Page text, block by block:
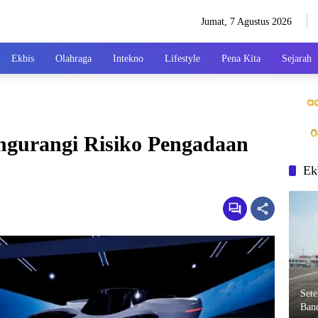
Jumat, 7 Agustus 2026
Ekbis Olahraga Intekno Lifestyle Pena Kita Sejarah
Risiko Pengadaan